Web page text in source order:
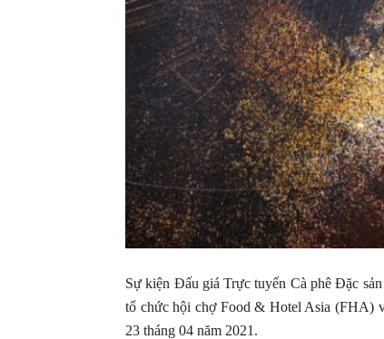
Sự kiện Đấu giá Trực tuyến Cà phê Đặc
tổ chức hội chợ Food & Hotel Asia (FHA)
23 tháng 04 năm 2021.